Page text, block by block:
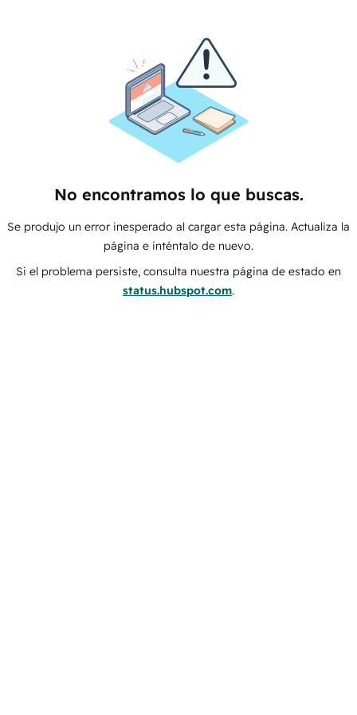
No encontramos lo que buscas.
Se produjo un error inesperado al cargar esta página. Actualiza la
página e inténtalo de nuevo.
Si el problema persiste, consulta nuestra página de estado en
status.hubspot.com.